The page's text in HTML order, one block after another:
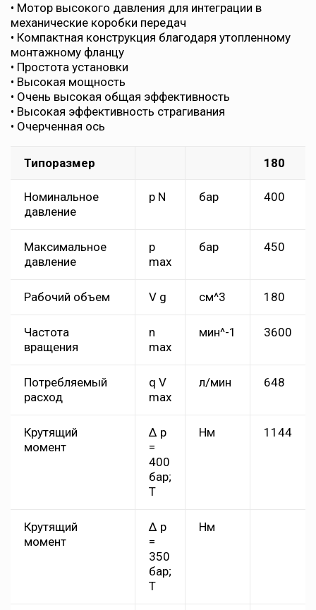
• Мотор высокого давления для интеграции в
механические коробки передач
• Компактная конструкция благодаря утопленному
монтажному фланцу
• Простота установки
• Высокая мощность
• Очень высокая общая эффективность
• Высокая эффективность страгивания
• Очерченная ось
Типоразмер 180
Номинальное
давление
p N бар 400
Максимальное
давление
p
max
бар 450
Рабочий объем V g см^3 180
Частота
вращения
n
max
мин^-1 3600
Потребляемый
расход
q V
max
л/мин 648
Крутящий
момент
Δ p
=
400
бар;
T
Нм 1144
Крутящий
момент
Δ p
=
350
бар;
T
Нм